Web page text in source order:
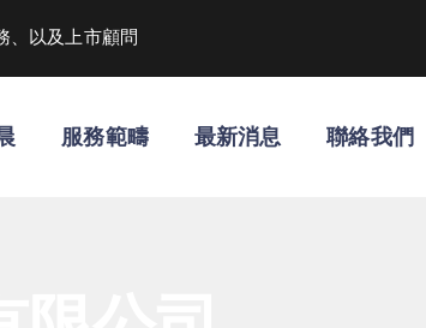
、以及上市顧問
服務範疇 最新消息 聯絡我們